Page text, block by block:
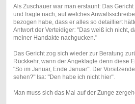
Als Zuschauer war man erstaunt: Das
und fragte nach, auf welches
bezogen habe, dass er alles so detailliert
Antwort der Verteidiger: "Das weiß ich nicht,
meiner Handakte nachgucken."
Das Gericht zog sich wieder zur Beratung
Rückkehr, wann der Angeklagte denn diese
"So im Januar, Ende Januar". Der
sehen?" Isa: "Den habe ich nicht hier".
Man muss sich das Mal auf der Zunge